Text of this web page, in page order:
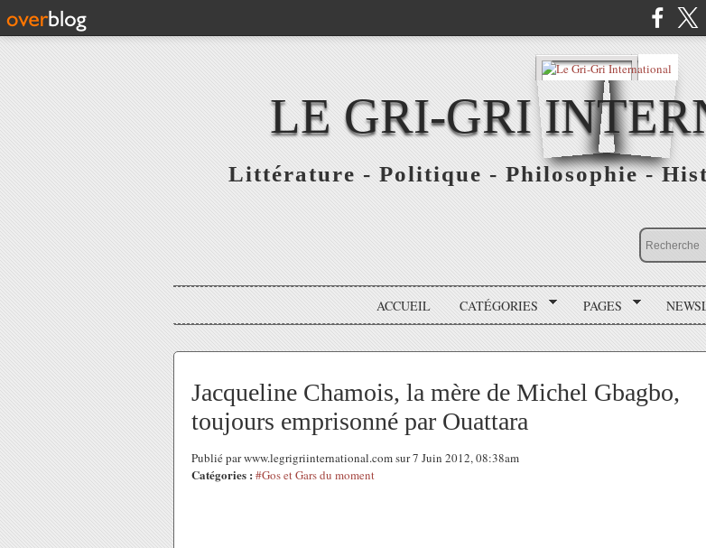
LE GRI-GRI
Littérature - Politique - Philosophie -
ACCUEIL CATÉGORIES PAGES
Jacqueline Chamois, la mère de Michel Gbagbo,
toujours emprisonné par Ouattara
Publié par www.legrigriinternational.com sur 7 Juin 2012, 08:38am
Catégories : #Gos et Gars du moment